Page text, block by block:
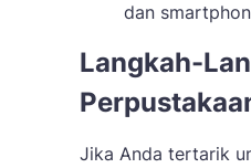
dan
Langkah-
Jika Anda tertarik